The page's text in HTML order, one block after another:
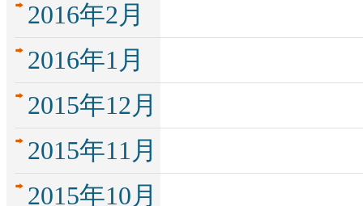
2016年2月
2016年1月
2015年12月
2015年11月
2015年10月